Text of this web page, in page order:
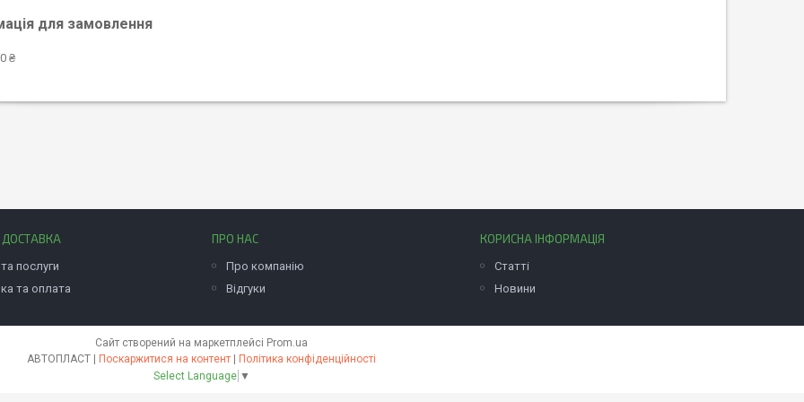
для замовлення
₴
ДОСТАВКА
послуги
та оплата
ПРО НАС
Про компанію
Відгуки
КОРИСНА ІНФОРМАЦІЯ
Статті
Новини
Сайт створений на маркетплейсі Prom.ua
Поскаржитися на контент
Політика конфіденційності
Select Language ▼